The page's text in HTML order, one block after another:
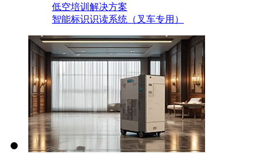
低空培训解决方案
智能标识识读系统（叉车专用）